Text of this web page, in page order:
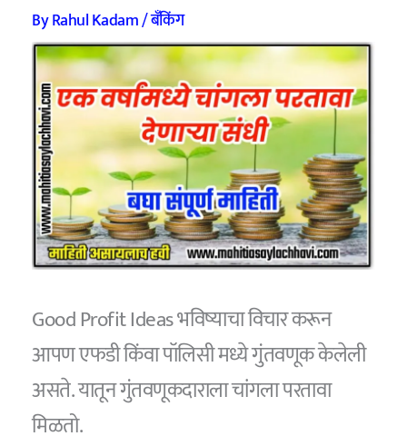
ByRahul Kadam/बँकिंग
Good Profit Ideas भविष्याचा विचार करून
आपण एफडी किंवा पॉलिसी मध्ये गुंतवणूक केलेली
असते. यातून गुंतवणूकदाराला चांगला परतावा
मिळतो.